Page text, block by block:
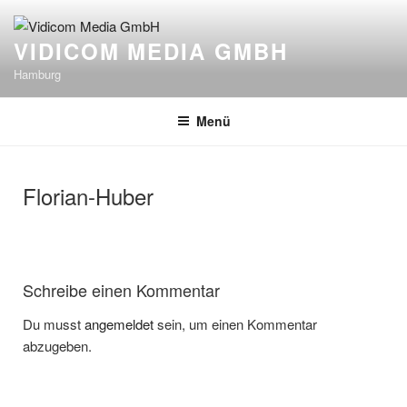
Inhalt
springen
VIDICOM MEDIA GMBH
Hamburg
Menü
Florian-Huber
Schreibe einen Kommentar
Du musstangemeldetsein, um einen Kommentar
abzugeben.